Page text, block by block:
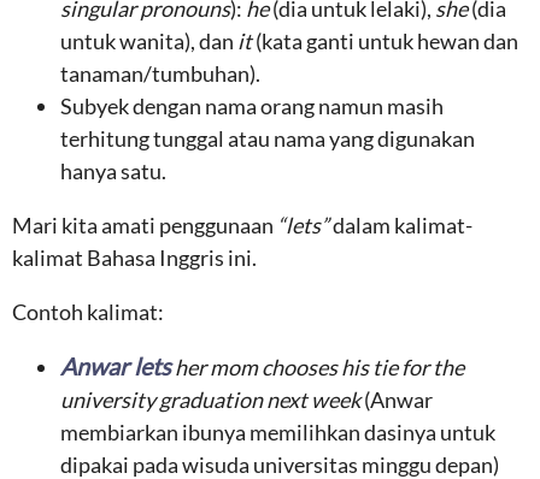
singular pronouns): he(dia untuk lelaki), she(dia
untuk wanita), dan it(kata ganti untuk hewan dan
tanaman/tumbuhan).
Subyek dengan nama orang namun masih
terhitung tunggal atau nama yang digunakan
hanya satu.
Mari kita amati penggunaan “lets”dalam kalimat-
kalimat Bahasa Inggris ini.
Contoh kalimat:
Anwar letsher mom chooses his tie for the
university graduation next week(Anwar
membiarkan ibunya memilihkan dasinya untuk
dipakai pada wisuda universitas minggu depan)